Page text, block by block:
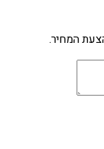
המחיר.